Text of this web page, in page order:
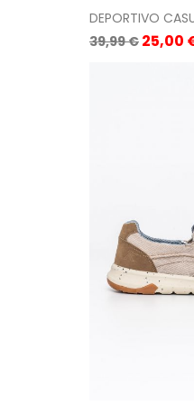
DEPORTIVO
Precio
39,99 € Precio
25,00